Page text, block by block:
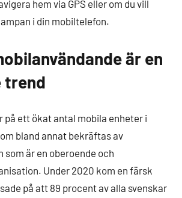
hem via GPS eller om du vill
i din mobiltelefon.
är en
trend
på ett ökat antal mobila enheter i
bland annat bekräftas av
är en oberoende och
Under 2020 kom en färsk
på att 89 procent av alla svenskar